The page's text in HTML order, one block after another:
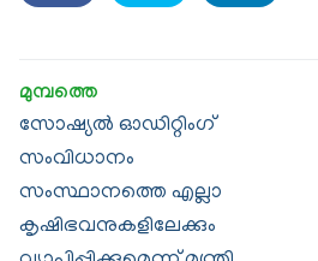
സോഷ്യല്‍ ഓഡിറ്റിംഗ്
സംവിധാനം
സംസ്ഥാനത്തെ എല്ലാ
കൃഷിഭവനുകളിലേക്കും